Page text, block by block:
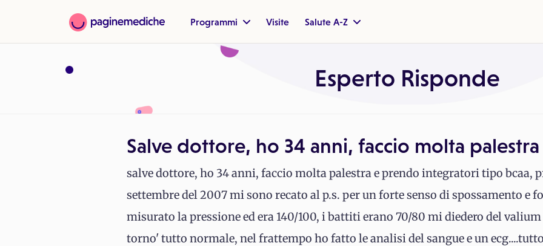
Programmi Visite Salute A-Z
Esperto Risponde
Salve dottore, ho 34 anni, faccio molta palestra
salve dottore, ho 34 anni, faccio molta palestra e prendo integratori tipo bcaa,
settembre del 2007 mi sono recato al p.s. per un forte senso di spossamento e
misurato la pressione ed era 140/100, i battiti erano 70/80 mi diedero del
torno' tutto normale, nel frattempo ho fatto le analisi del sangue e un